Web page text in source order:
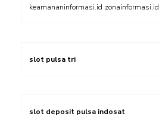
keamananinformasi.id zonainformasi.id
slot pulsa tri
slot deposit pulsa indosat